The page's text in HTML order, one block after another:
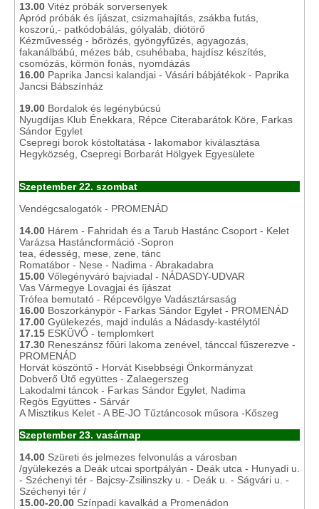
13.00 Vitéz próbák sorversenyek
Apród próbák és íjászat, csizmahajítás, zsákba futás,
koszorú,- patkódobálás, gólyaláb, diótörő
Kézművesség - bőrözés, gyöngyfűzés, agyagozás,
fakanálbábú, mézes báb, csuhébaba, hajdísz készítés,
csomózás, körmön fonás, nyomdázás
16.00 Paprika Jancsi kalandjai - Vásári bábjátékok - Paprika
Jancsi Bábszínház
19.00 Bordalok és legénybúcsú
Nyugdíjas Klub Énekkara, Répce Citerabarátok Köre, Farkas
Sándor Egylet
Csepregi borok kóstoltatása - lakomabor kiválasztása
Hegyközség, Csepregi Borbarát Hölgyek Egyesülete
Szeptember 22. szombat
Vendégcsalogatók - PROMENÁD
14.00 Hárem - Fahridah és a Tarub Hastánc Csoport - Kelet
Varázsa Hastáncformáció -Sopron
tea, édesség, mese, zene, tánc
Romatábor - Nese - Nadima - Abrakadabra
15.00 Vőlegényváró bajviadal - NÁDASDY-UDVAR
Vas Vármegye Lovagjai és íjászat
Trófea bemutató - Répcevölgye Vadásztársaság
16.00 Boszorkánypör - Farkas Sándor Egylet - PROMENÁD
17.00 Gyülekezés, majd indulás a Nádasdy-kastélytól
17.15 ESKÜVŐ - templomkert
17.30 Reneszánsz főúri lakoma zenével, tánccal fűszerezve -
PROMENÁD
Horvát köszöntő - Horvát Kisebbségi Önkormányzat
Dobverő Ütő együttes - Zalaegerszeg
Lakodalmi táncok - Farkas Sándor Egylet, Nadima
Regös Együttes - Sárvár
A Misztikus Kelet - A BE-JO Tűztáncosok műsora -Kőszeg
Szeptember 23. vasárnap
14.00 Szüreti és jelmezes felvonulás a városban
/gyülekezés a Deák utcai sportpályán - Deák utca - Hunyadi u.
- Széchenyi tér - Bajcsy-Zsilinszky u. - Deák u. - Ságvári u. -
Széchenyi tér /
15.00-20.00 Színpadi kavalkád a Promenádon